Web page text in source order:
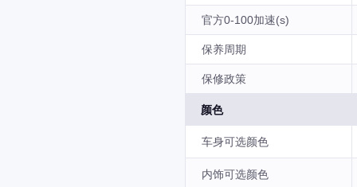
官方0-100加速(s)
保养周期
保修政策
颜色
车身可选颜色
内饰可选颜色